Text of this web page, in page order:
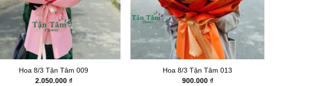
Hoa 8/3 Tận Tâm 009
2.050.000 ₫
Hoa 8/3 Tận Tâm 013
900.000 ₫